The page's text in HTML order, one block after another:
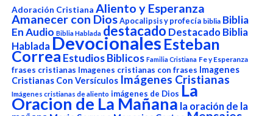
Adoración Cristiana Aliento y Esperanza
Amanecer con Dios Apocalipsis y profecía biblia Biblia
En Audio Biblia Hablada destacado Destacado Biblia
HabladaDevocionalesEsteban
Correa Estudios Biblicos Familia Cristiana Fe y Esperanza
frases cristianas Imagenes cristianas con frases Imagenes
Cristianas Con Versículos Imágenes Cristianas
Imágenes cristianas de aliento imágenes de Dios La
Oracion de La Mañana la oración de la